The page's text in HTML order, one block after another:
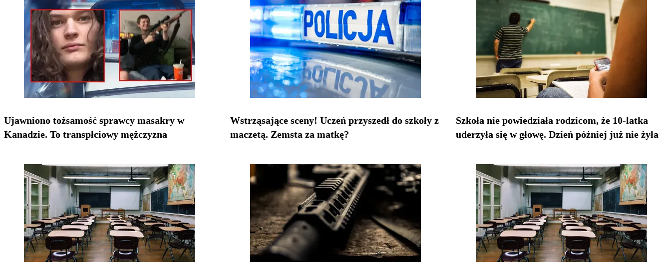
Ujawniono tożsamość sprawcy masakry w
Kanadzie. To transpłciowy mężczyzna
Wstrząsające sceny! Uczeń przyszedł do szkoły z
maczetą. Zemsta za matkę?
Szkoła nie powiedziała rodzicom, że 10-latka
uderzyła się w głowę. Dzień później już nie żyła